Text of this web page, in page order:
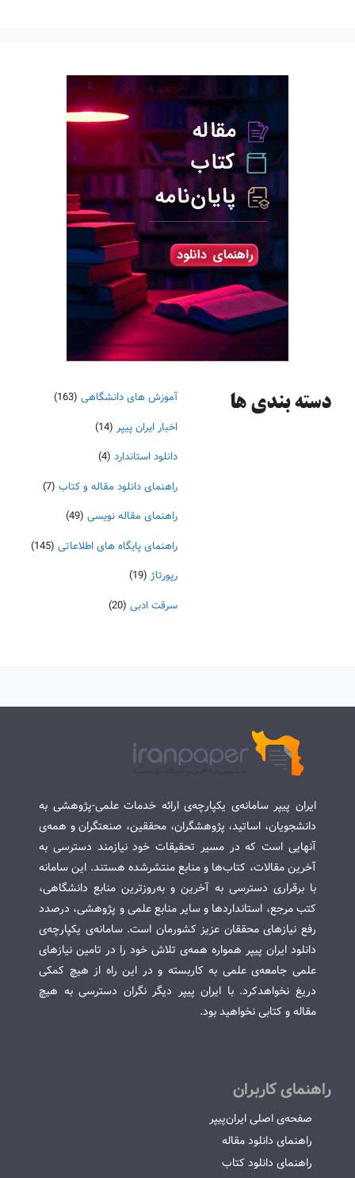
دسته‌ بندی ها آموزش های دانشگاهی (163)
اخبار ایران پیپر (14)
دانلود استاندارد (4)
راهنمای دانلود مقاله و کتاب (7)
راهنمای مقاله نویسی (49)
راهنمای پایگاه های اطلاعاتی (145)
رپورتاژ (19)
سرقت ادبی (20)
ایران پیپر سامانه‌ی یکپارچه‌ی ارائه خدمات علمی-پژوهشی به
دانشجویان، اساتید، پژوهشگران، محققین، صنعتگران و همه‌ی
آنهایی است که در مسیر تحقیقات خود نیازمند دسترسی به
آخرین مقالات، کتاب‌ها و منابع منتشرشده هستند. این سامانه
با برقراری دسترسی به آخرین و به‌روزترین منابع دانشگاهی،
کتب مرجع، استانداردها و سایر منابع علمی و پژوهشی، درصدد
رفع نیازهای محققان عزیز کشورمان است. سامانه‌ی یکپارچه‌ی
دانلود ایران پیپر همواره همه‌ی تلاش خود را در تامین نیازهای
علمی جامعه‌ی علمی به کاربسته و در این راه از هیچ کمکی
دریغ نخواهدکرد. با ایران پیپر دیگر نگران دسترسی به هیچ
مقاله و کتابی نخواهید بود.
راهنمای کاربران
صفحه‌ی اصلی ایران‌پیپر
راهنمای دانلود مقاله
راهنمای دانلود کتاب